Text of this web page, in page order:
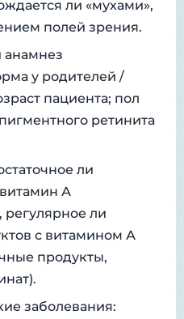
ли «мухами»,
полей зрения.
анамнез
у родителей /
пациента; пол
ретинита
ли
А
ли
с витамином А
продукты,
заболевания: